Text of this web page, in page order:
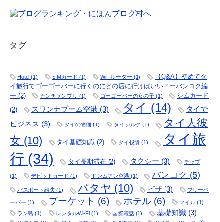
タグ
Hotel (1) SIMカード (1) WiFiルーター (1)
【Q&A】初めてタ
イ旅行でゴーゴーバーに行くのにどの店に行けばいい？ーバンコク編
ー (2) カンチャンブリ (1) ゴーゴーバーの女の子 (1)
シムカード
(2)
スワンナプーム空港 (3) タイ (14)
タイで
ビジネス (3) タイの物価 (1) タイシルク (1)
タイ人彼
女 (10) タイ基礎知識 (2) タイ投資 (1)
タイ旅
行 (34) タイ長期滞在 (2) タクシー (3) チップ
(1) デビットカード (1) ドンムアン空港 (1) バンコク (5)
パスポート紛失 (1) パタヤ (10) ビザ (3) フリーペ
ーパー (1) プーケット (6) ホテル (6) マイル (1)
ラン島 (1) レンタルWi-Fi (1) 国際電話 (1) 基礎知識 (3)